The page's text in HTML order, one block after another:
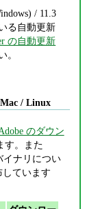
/ 11.3
る自動更新
の自動更新
。
/ Linux
のダウン
す。また
イナリについ
しています